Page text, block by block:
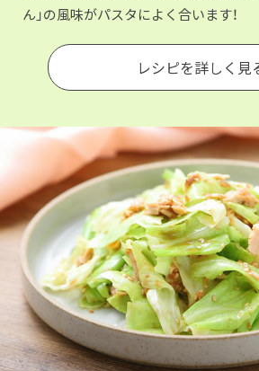
ん」の風味がパスタによく合います！
レシピを詳しく見